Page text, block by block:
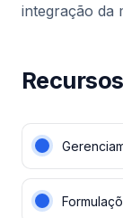
integração da